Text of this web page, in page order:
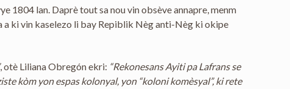
1804 lan. Daprè tout sa nou vin obsève annapre, menm
a ki vin kaselezo li bay Repiblik Nèg anti-Nèg ki okipe
, otè Liliana Obregón ekri: “Rekonesans Ayiti pa Lafrans se
kòm yon espas kolonyal, yon “koloni komèsyal”, ki rete